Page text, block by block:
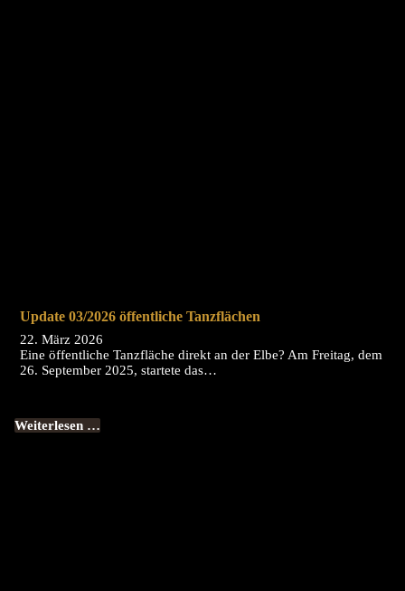
Update 03/2026 öffentliche Tanzflächen
22. März 2026
Eine öffentliche Tanzfläche direkt an der Elbe? Am Freitag, dem
26. September 2025, startete das…
Weiterlesen …